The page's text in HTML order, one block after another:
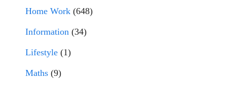
Home Work (648)
Information (34)
Lifestyle (1)
Maths (9)